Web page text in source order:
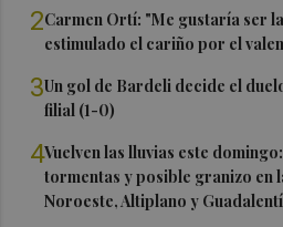
2Carmen Ortí: "Me gustaría ser
estimulado el cariño por el
3Un gol de Bardeli decide el
filial (1-0)
4Vuelven las lluvias este
tormentas y posible granizo en
Noroeste, Altiplano y